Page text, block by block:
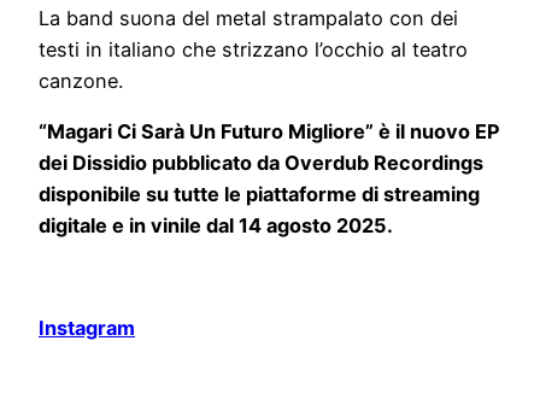
La band suona del metal strampalato con dei
testi in italiano che strizzano l’occhio al teatro
canzone.
“Magari Ci Sarà Un Futuro Migliore” è il nuovo EP
dei Dissidio pubblicato da Overdub Recordings
disponibile su tutte le piattaforme di streaming
digitale e in vinile dal 14 agosto 2025.
Instagram